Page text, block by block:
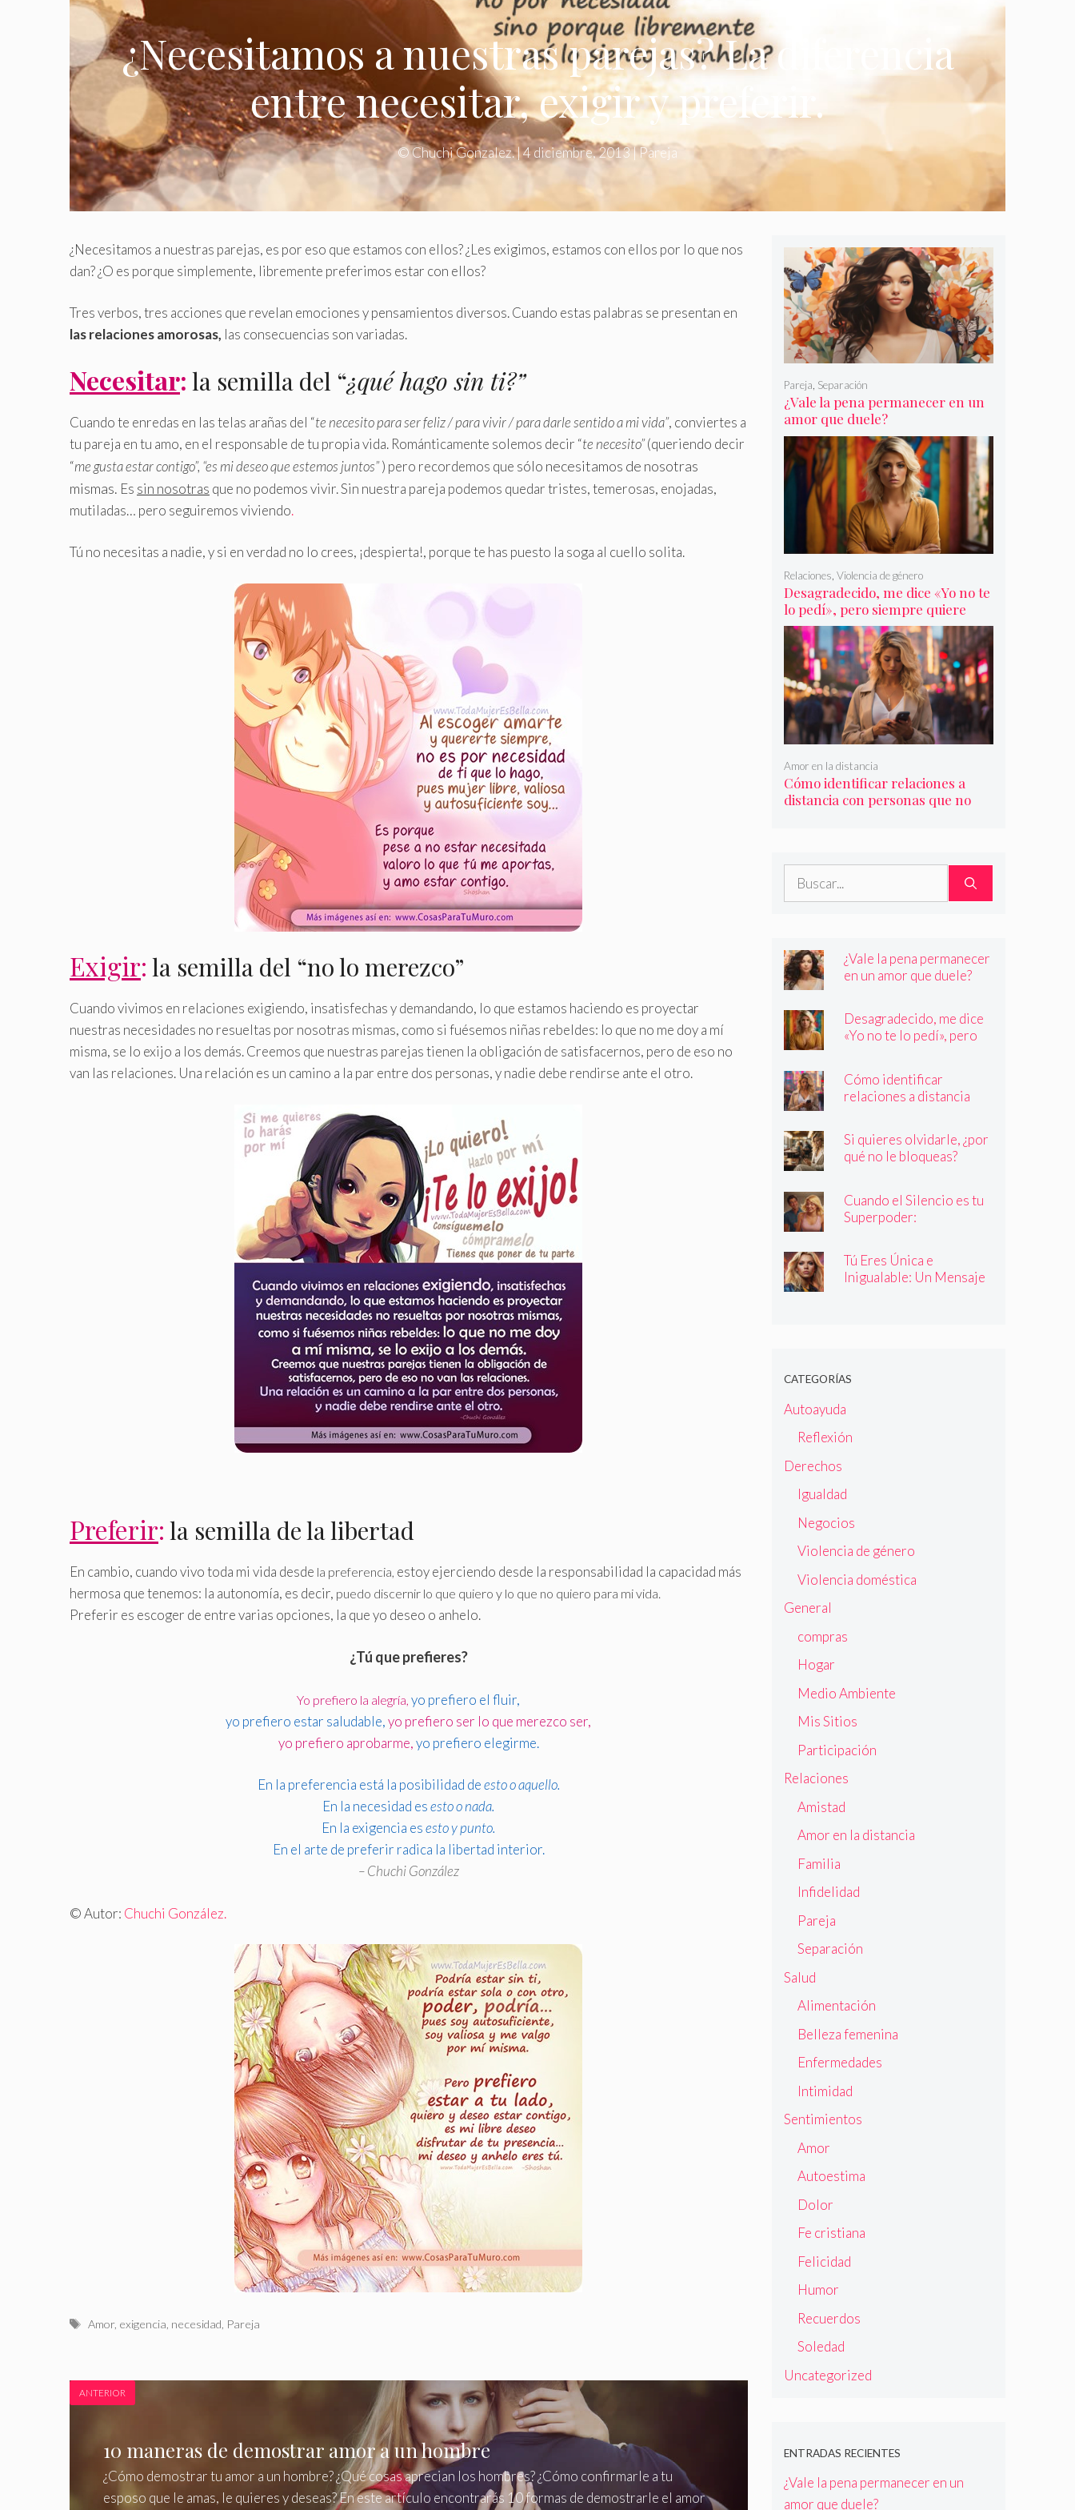
¿Necesitamos a nuestras parejas? La diferencia
entre necesitar, exigir y preferir.
©Chuchi Gonzalez.|4 diciembre, 2013|Pareja
¿Necesitamos a nuestras parejas, es por eso que estamos con ellos? ¿Les exigimos, estamos con ellos por lo que nos
dan? ¿O es porque simplemente, libremente preferimos estar con ellos?
Tres verbos, tres acciones que revelan emociones y pensamientos diversos. Cuando estas palabras se presentan en
las relaciones amorosas, las consecuencias son variadas.
Necesitar: la semilla del “¿qué hago sin ti?”
Cuando te enredas en las telas arañas del “te necesito para ser feliz / para vivir / para darle sentido a mi vida”, conviertes a
tu pareja en tu amo, en el responsable de tu propia vida. Románticamente solemos decir “te necesito”(queriendo decir
“me gusta estar contigo”, “es mi deseo que estemos juntos”) pero recordemos que sólo necesitamos de nosotras
mismas. Es sin nosotras que no podemos vivir. Sin nuestra pareja podemos quedar tristes, temerosas, enojadas,
mutiladas… pero seguiremos viviendo.
Tú no necesitas a nadie, y si en verdad no lo crees, ¡despierta!, porque te has puesto la soga al cuello solita.
Exigir: la semilla del “no lo merezco”
Cuando vivimos en relaciones exigiendo, insatisfechas y demandando, lo que estamos haciendo es proyectar
nuestras necesidades no resueltas por nosotras mismas, como si fuésemos niñas rebeldes: lo que no me doy a mí
misma, se lo exijo a los demás. Creemos que nuestras parejas tienen la obligación de satisfacernos, pero de eso no
van las relaciones. Una relación es un camino a la par entre dos personas, y nadie debe rendirse ante el otro.
Preferir: la semilla de la libertad
En cambio, cuando vivo toda mi vida desde la preferencia, estoy ejerciendo desde la responsabilidad la capacidad más
hermosa que tenemos: la autonomía, es decir, puedo discernir lo que quiero y lo que no quiero para mi vida.
Preferir es escoger de entre varias opciones, la que yo deseo o anhelo.
¿Tú que prefieres?
Yo prefiero la alegría, yo prefiero el fluir,
yo prefiero estar saludable,yo prefiero ser lo que merezco ser,
yo prefiero aprobarme,yo prefiero elegirme.
En la preferencia está la posibilidad deesto o aquello.
En la necesidad esesto o nada.
En la exigencia esesto y punto.
En el arte de preferir radica la libertad interior.
– Chuchi González
© Autor: Chuchi González.
Etiquetas
Amor, exigencia necesidad Pareja
ANTERIOR
10 maneras de demostrar amor a un hombre
¿Cómo demostrar tu amor a un hombre? ¿Qué cosas aprecian los hombres? ¿Cómo confirmarle a tu
esposo que le amas, le quieres y deseas? En este artículo encontrarás 10 formas de demostrarle el amor
¿Vale la pena permanecer en un
amor que duele?
Pareja, Separación
Desagradecido, me dice «Yo no te
lo pedí», pero siempre quiere
más
Relaciones Violencia de género
Cómo identificar relaciones a
distancia con personas que no
Amor en la distancia
Buscar:
¿Vale la pena permanecer
en un amor que duele?
Desagradecido, me dice
«Yo no te lo pedí», pero
Cómo identificar
relaciones a distancia
Si quieres olvidarle, ¿por
qué no le bloqueas?
Cuando el Silencio es tu
Superpoder:
de Callar
Tú Eres Única e
Inigualable: Un Mensaje
CATEGORÍAS
Autoayuda
Reflexión
Derechos
Igualdad
Negocios
Violencia de género
Violencia doméstica
General
compras
Hogar
Medio Ambiente
Mis Sitios
Participación
Relaciones
Amistad
Amor en la distancia
Familia
Infidelidad
Pareja
Separación
Salud
Alimentación
Belleza femenina
Enfermedades
Intimidad
Sentimientos
Amor
Autoestima
Dolor
Fe cristiana
Felicidad
Humor
Recuerdos
Soledad
Uncategorized
ENTRADAS RECIENTES
¿Vale la pena permanecer en un
amor que duele?